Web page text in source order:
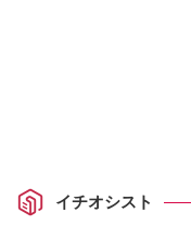
イチオシスト